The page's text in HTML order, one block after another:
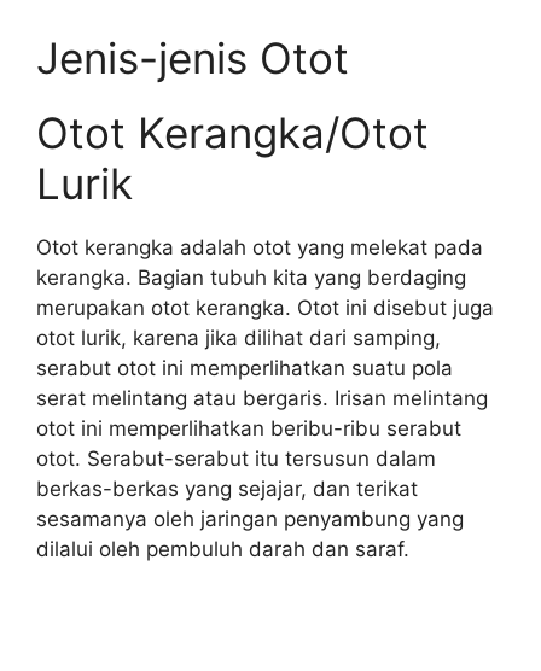
Jenis-jenis Otot
Otot Kerangka/Otot
Lurik
Otot kerangka adalah otot yang melekat pada
kerangka. Bagian tubuh kita yang berdaging
merupakan otot kerangka. Otot ini disebut juga
otot lurik, karena jika dilihat dari samping,
serabut otot ini memperlihatkan suatu pola
serat melintang atau bergaris. Irisan melintang
otot ini memperlihatkan beribu-ribu serabut
otot. Serabut-serabut itu tersusun dalam
berkas-berkas yang sejajar, dan terikat
sesamanya oleh jaringan penyambung yang
dilalui oleh pembuluh darah dan saraf.